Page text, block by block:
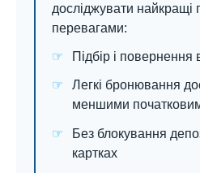
досліджувати найкращі
перевагами:
Підбір і повернення
Легкі бронювання
меншими
Без блокування
картках